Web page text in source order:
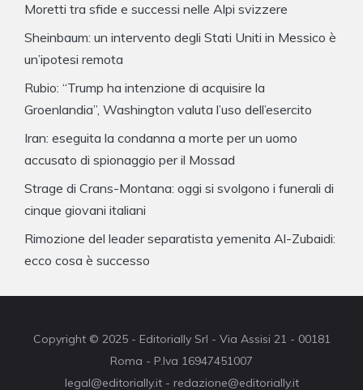
Moretti tra sfide e successi nelle Alpi svizzere
Sheinbaum: un intervento degli Stati Uniti in Messico è
un’ipotesi remota
Rubio: “Trump ha intenzione di acquisire la
Groenlandia”, Washington valuta l’uso dell’esercito
Iran: eseguita la condanna a morte per un uomo
accusato di spionaggio per il Mossad
Strage di Crans-Montana: oggi si svolgono i funerali di
cinque giovani italiani
Rimozione del leader separatista yemenita Al-Zubaidi:
ecco cosa è successo
Copyright © 2025 - Editorially Srl - Via Assisi 21 - 00181
Roma - P.Iva 16947451007
legal@editorially.it - redazione@editorially.it